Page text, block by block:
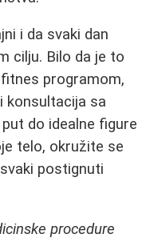
i da svaki dan
cilju. Bilo da je to
programom,
konsultacija sa
put do idealne figure
telo, okružite se
postignuti
procedure